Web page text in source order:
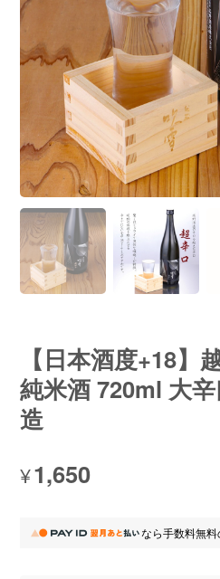
【日本酒度+18】
純米酒 720ml 大
造
¥1,650
なら手数料無料